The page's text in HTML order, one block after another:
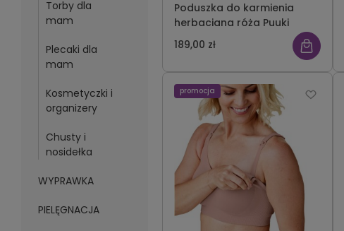
Torby dla
mam
Plecaki dla
mam
Kosmetyczki i
organizery
Chusty i
nosidełka
WYPRAWKA
PIELĘGNACJA
Poduszka do karmienia
herbaciana róża Puuki
189,00 zł
promocja